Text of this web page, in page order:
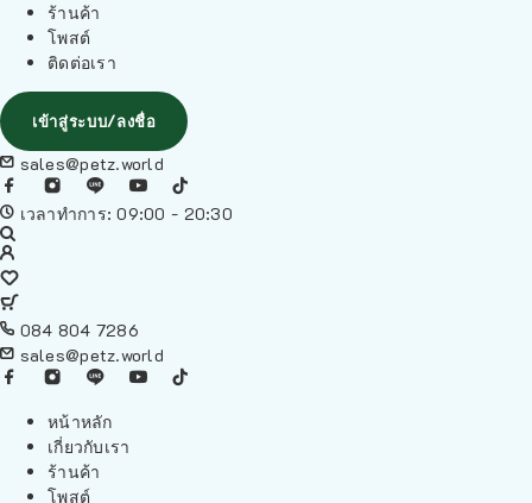
ร้านค้า
โพสต์
ติดต่อเรา
เข้าสู่ระบบ/ลงชื่อ
sales@petz.world
เวลาทำการ: 09:00 - 20:30
084 804 7286
sales@petz.world
หน้าหลัก
เกี่ยวกับเรา
ร้านค้า
โพสต์